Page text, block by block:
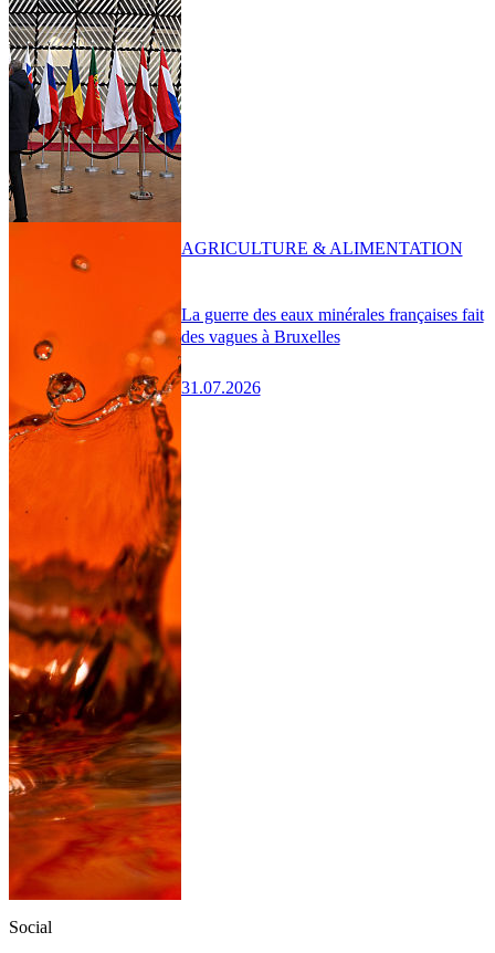
La guerre des eaux minérales françaises fait
des vagues à Bruxelles
31.07.2026
AGRICULTURE & ALIMENTATION
Social